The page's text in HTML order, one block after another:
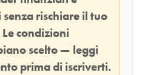
rischiare il tuo
condizioni
scelto — leggi
prima di iscriverti.